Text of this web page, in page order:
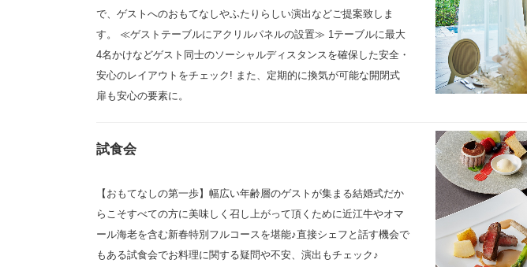
で、ゲストへのおもてなしやふたりらしい演出などご提案致しま
す。 ≪ゲストテーブルにアクリルパネルの設置≫ 1テーブルに最大
4名かけなどゲスト同士のソーシャルディスタンスを確保した安全・
安心のレイアウトをチェック! また、定期的に換気が可能な開閉式
扉も安心の要素に。
試食会
【おもてなしの第一歩】幅広い年齢層のゲストが集まる結婚式だか
らこそすべての方に美味しく召し上がって頂くために近江牛やオマ
ール海老を含む新春特別フルコースを堪能♪直接シェフと話す機会で
もある試食会でお料理に関する疑問や不安、演出もチェック♪